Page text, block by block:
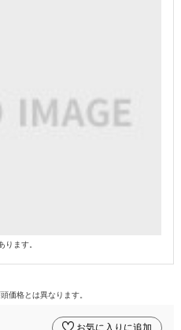
ります。
価格とは異なります。
お気に入りに追加